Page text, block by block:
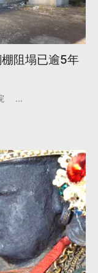
阻塌已逾5年
...